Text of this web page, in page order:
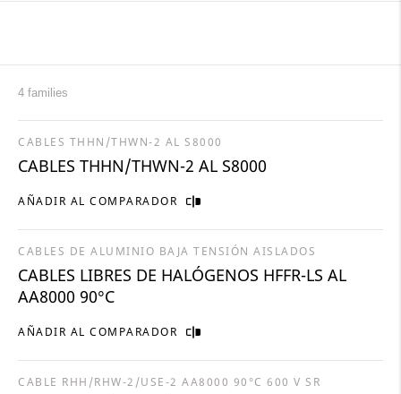
4 families
AÑADIR AL COMPARADOR
CABLES THHN/THWN-2 AL S8000
CABLES THHN/THWN-2 AL S8000
AÑADIR AL COMPARADOR
CABLES DE ALUMINIO BAJA TENSIÓN AISLADOS
CABLES LIBRES DE HALÓGENOS HFFR-LS AL
AA8000 90°C
CABLE RHH/RHW-2/USE-2 AA8000 90°C 600 V SR